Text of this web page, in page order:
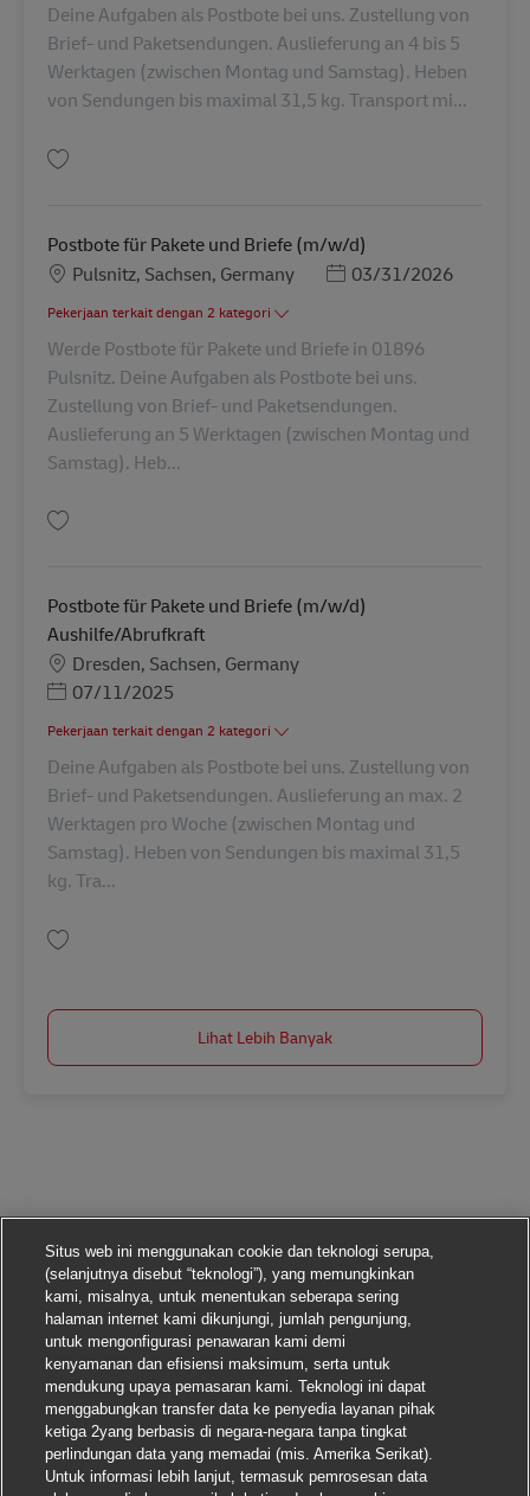
Deine Aufgaben als Postbote bei uns. Zustellung von
Brief- und Paketsendungen. Auslieferung an 4 bis 5
Werktagen (zwischen Montag und Samstag). Heben
von Sendungen bis maximal 31,5 kg. Transport mi...
Postbote für Pakete und Briefe (m/w/d)
LokasiPulsnitz, Sachsen, Germany Posted Date
03/31/2026
Pekerjaan terkait dengan 2 kategori
Werde Postbote für Pakete und Briefe in 01896
Pulsnitz. Deine Aufgaben als Postbote bei uns.
Zustellung von Brief- und Paketsendungen.
Auslieferung an 5 Werktagen (zwischen Montag und
Samstag). Heb...
Postbote für Pakete und Briefe (m/w/d)
Aushilfe/Abrufkraft
LokasiDresden, Sachsen, Germany
Posted Date
07/11/2025
Pekerjaan terkait dengan 2 kategori
Deine Aufgaben als Postbote bei uns. Zustellung von
Brief- und Paketsendungen. Auslieferung an max. 2
Werktagen pro Woche (zwischen Montag und
Samstag). Heben von Sendungen bis maximal 31,5
kg. Tra...
Lihat Lebih Banyak
Situs web ini menggunakan cookie dan teknologi serupa,
(selanjutnya disebut “teknologi”), yang memungkinkan
kami, misalnya, untuk menentukan seberapa sering
halaman internet kami dikunjungi, jumlah pengunjung,
untuk mengonfigurasi penawaran kami demi
kenyamanan dan efisiensi maksimum, serta untuk
mendukung upaya pemasaran kami. Teknologi ini dapat
menggabungkan transfer data ke penyedia layanan pihak
ketiga 2yang berbasis di negara-negara tanpa tingkat
perlindungan data yang memadai (mis. Amerika Serikat).
Untuk informasi lebih lanjut, termasuk pemrosesan data